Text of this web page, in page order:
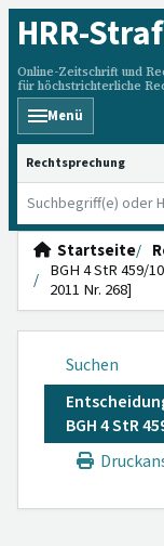
HRR-
Online-Zeitschrift und
für höchstrichterliche
Menü
HRRS durchsuchen
Startseite
BGH 4 StR 459/
2011 Nr. 268]
Suchen
BGH 4 StR